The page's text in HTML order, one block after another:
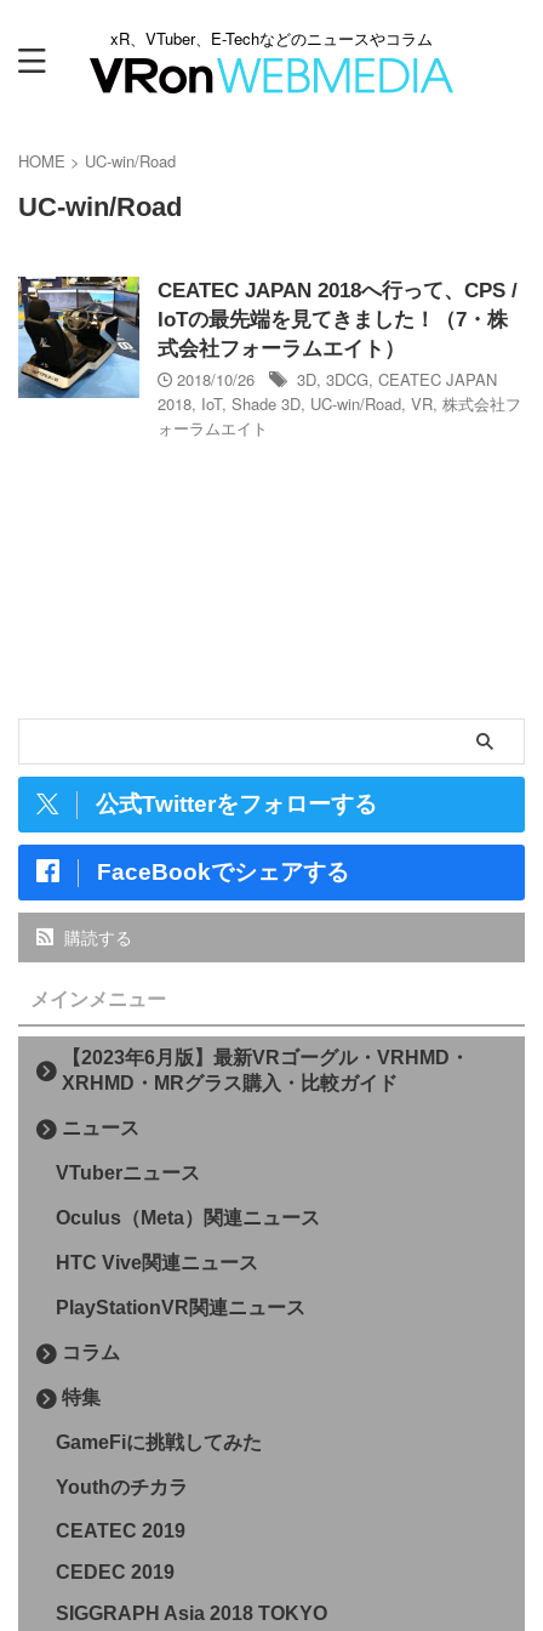
xR、VTuber、E-Techなどのニュースやコラム
HOME > UC-win/Road
UC-win/Road
CEATEC JAPAN 2018へ行って、CPS /
IoTの最先端を見てきました！（7・株
式会社フォーラムエイト）
2018/10/26
3D, 3DCG, CEATEC JAPAN
2018, IoT, Shade 3D, UC-win/Road, VR, 株式会社フ
ォーラムエイト
公式Twitterをフォローする
FaceBookでシェアする
購読する
メインメニュー
【2023年6月版】最新VRゴーグル・VRHMD・
XRHMD・MRグラス購入・比較ガイド
ニュース
VTuberニュース
Oculus（Meta）関連ニュース
HTC Vive関連ニュース
PlayStationVR関連ニュース
コラム
特集
GameFiに挑戦してみた
Youthのチカラ
CEATEC 2019
CEDEC 2019
SIGGRAPH Asia 2018 TOKYO